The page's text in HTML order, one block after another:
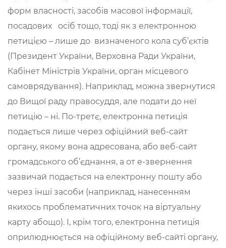
форм власності, засобів масової інформації,
посадових осіб тощо, тоді як з електронною
петицією – лише до визначеного кола суб’єктів
(Президент України, Верховна Ради України,
Кабінет Міністрів України, орган місцевого
самоврядування). Наприклад, можна звернутися
до Вищої раду правосуддя, але подати до неї
петицію – ні. По-третє, електронна петиція
подається лише через офіційний веб-сайт
органу, якому вона адресована, або веб-сайт
громадського об’єднання, а от е-звернення
зазвичай подається на електронну пошту або
через інші засоби (наприклад, нанесенням
якихось проблематичних точок на віртуальну
карту абощо). І, крім того, електронна петиція
оприлюднюється на офіційному веб-сайті органу,